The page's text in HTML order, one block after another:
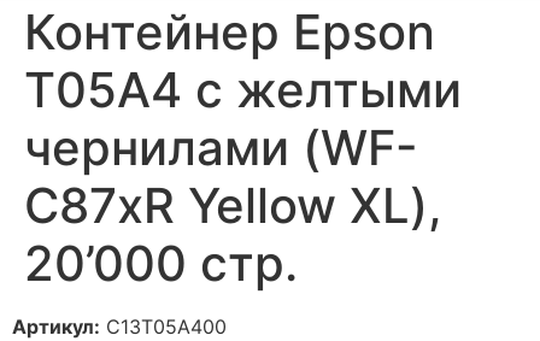
Контейнер Epson
T05A4 с желтыми
чернилами (WF-
C87xR Yellow XL),
20’000 стр.
Артикул: C13T05A400